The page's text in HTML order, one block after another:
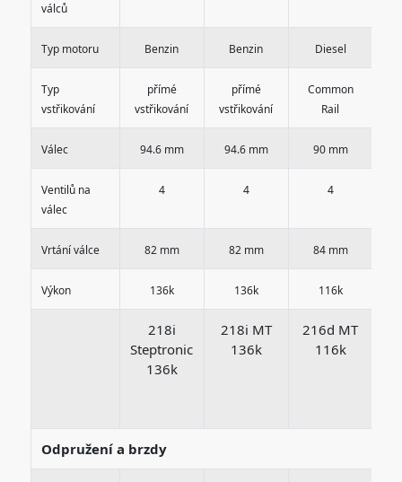
válců
Typ motoru Benzin Benzin Diesel
Typ
vstřikování
přímé
vstřikování
přímé
vstřikování
Common
Rail
Válec 94.6 mm 94.6 mm 90 mm
Ventilů na
válec
4 4 4
Vrtání válce 82 mm 82 mm 84 mm
Výkon 136k 136k 116k
218i
Steptronic
136k
218i MT
136k
216d MT
116k
Odpružení a brzdy